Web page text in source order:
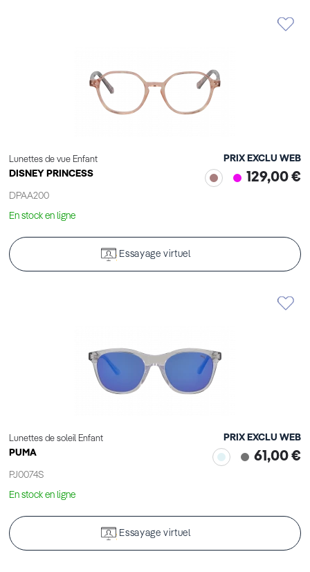
Lunettes de vue Enfant
DISNEY PRINCESS
DPAA200
PRIX EXCLU WEB
129,00 €
En stock en ligne
Essayage virtuel
Lunettes de soleil Enfant
PUMA
PJ0074S
PRIX EXCLU WEB
61,00 €
En stock en ligne
Essayage virtuel